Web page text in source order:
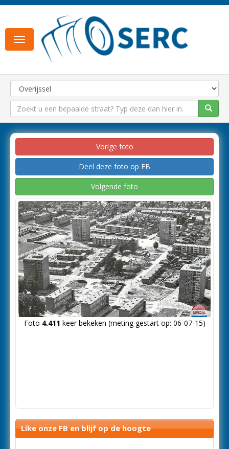
Toggle
navigation
Vorige foto
Deel deze foto op FB
Volgende foto
Foto 4.411 keer bekeken (meting gestart op: 06-07-15)
Like onze FB en blijf op de hoogte